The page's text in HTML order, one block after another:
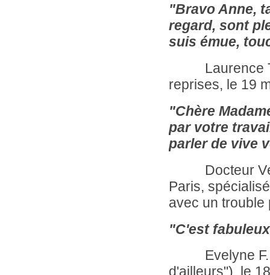
"Bravo Anne,
regard, sont
suis émue,
Laurence
reprises, le 19
"Chère
par votre
parler de vive
Docteur
Paris,
avec un trouble
"C'est
Evelyne F.,
d'ailleurs"), le